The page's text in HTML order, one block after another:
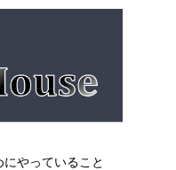
やっていること